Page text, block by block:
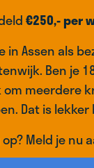
€250,- per
in Assen als
Ben je
om meerdere
Dat is
Meld je nu